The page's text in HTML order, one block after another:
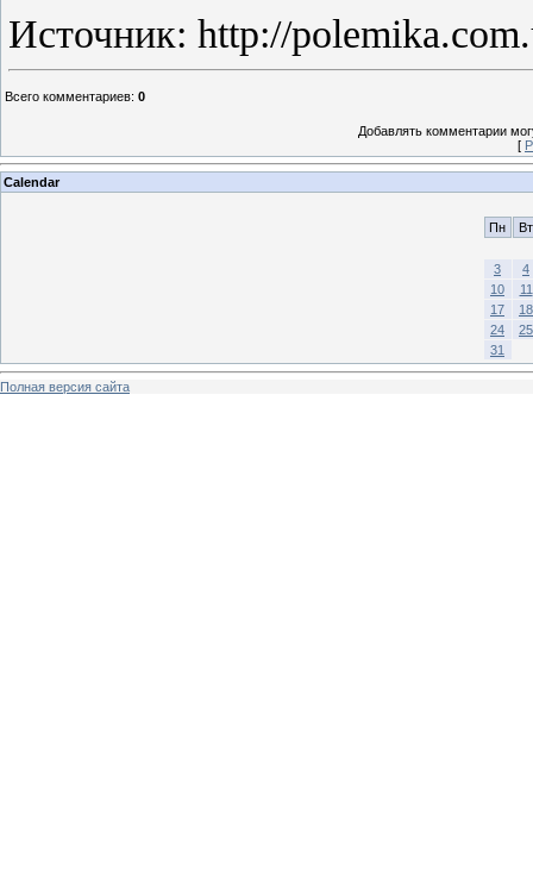
Источник: http://
Всего комментариев: 0
Добавлять комментарии
[
Calendar
Пн Вт
3
4
10
11
17
18
24
25
31
Полная версия сайта